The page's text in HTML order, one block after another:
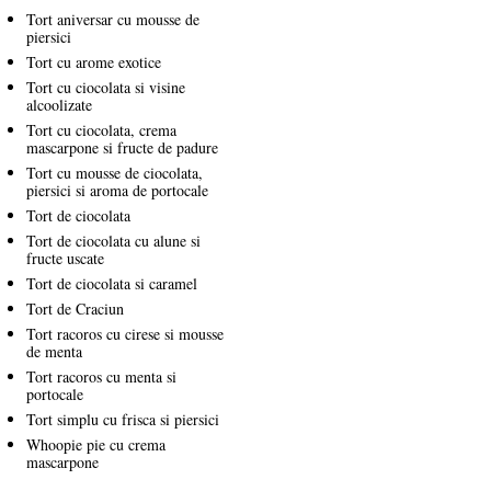
Tort aniversar cu mousse de
piersici
Tort cu arome exotice
Tort cu ciocolata si visine
alcoolizate
Tort cu ciocolata, crema
mascarpone si fructe de padure
Tort cu mousse de ciocolata,
piersici si aroma de portocale
Tort de ciocolata
Tort de ciocolata cu alune si
fructe uscate
Tort de ciocolata si caramel
Tort de Craciun
Tort racoros cu cirese si mousse
de menta
Tort racoros cu menta si
portocale
Tort simplu cu frisca si piersici
Whoopie pie cu crema
mascarpone